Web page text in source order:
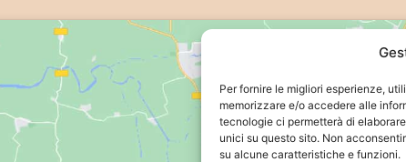
Per fornire le migliori esperienze,
memorizzare e/o accedere alle
tecnologie ci permetterà di
unici su questo sito. Non
su alcune caratteristiche e funzioni.